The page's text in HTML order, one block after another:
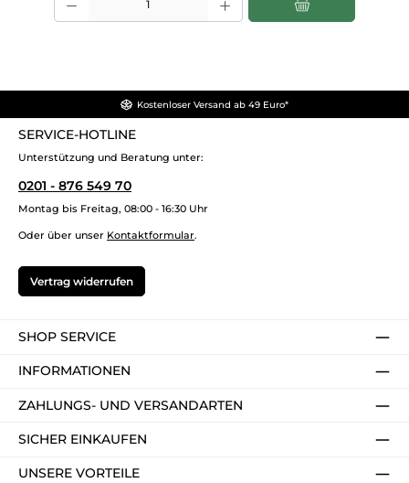
Kostenloser Versand ab 49 Euro*
SERVICE-HOTLINE
Unterstützung und Beratung unter:
0201 - 876 549 70
Montag bis Freitag, 08:00 - 16:30 Uhr
Oder über unser Kontaktformular.
Vertrag widerrufen
SHOP SERVICE
INFORMATIONEN
ZAHLUNGS- UND VERSANDARTEN
SICHER EINKAUFEN
UNSERE VORTEILE